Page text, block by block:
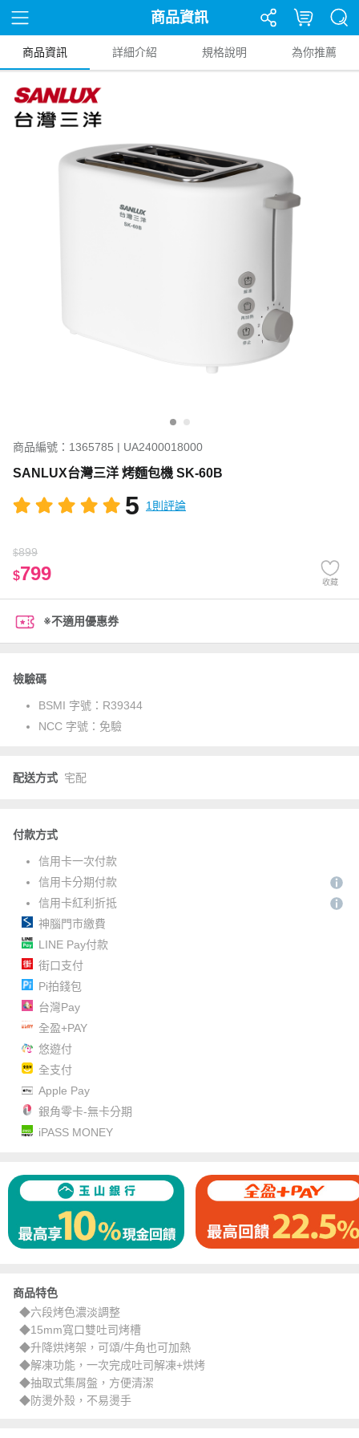
商品資訊
商品資訊 詳細介紹 規格說明 為你推薦
商品編號：1365785 | UA2400018000
SANLUX台灣三洋 烤麵包機 SK-60B
5 1則評論
$899
$799 收藏
※不適用優惠券
檢驗碼
BSMI 字號： R39344
NCC 字號： 免驗
配送方式 宅配
付款方式
信用卡一次付款
信用卡分期付款
信用卡紅利折抵
神腦門市繳費
LINE Pay付款
街口支付
Pi拍錢包
台灣Pay
全盈+PAY
悠遊付
全支付
Apple Pay
銀角零卡-無卡分期
iPASS MONEY
商品特色
◆六段烤色濃淡調整
◆15mm寬口雙吐司烤槽
◆升降烘烤架，可頌/牛角也可加熱
◆解凍功能，一次完成吐司解凍+烘烤
◆抽取式集屑盤，方便清潔
◆防燙外殼，不易燙手